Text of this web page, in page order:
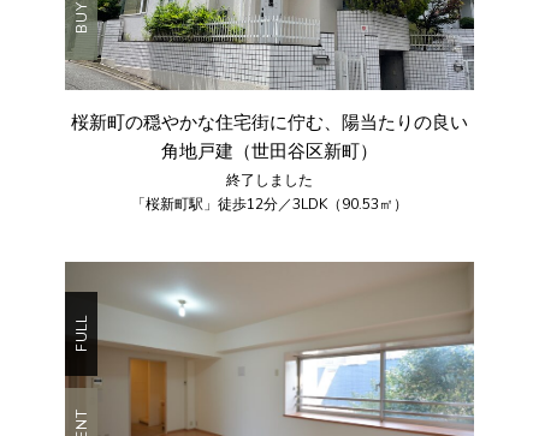
BUY
桜新町の穏やかな住宅街に佇む、陽当たりの良い
角地戸建（世田谷区新町）
終了しました
「桜新町駅」徒歩12分／3LDK（90.53㎡）
FULL